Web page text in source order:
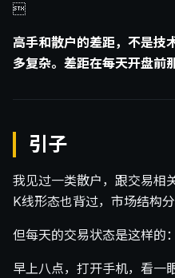

高手和散户的差距，不是技
多复杂。差距在每天开盘前
引子
我见过一类散户，跟交易相
K线形态也背过，市场结构分
但每天的交易状态是这样的：
早上八点，打开手机，看一